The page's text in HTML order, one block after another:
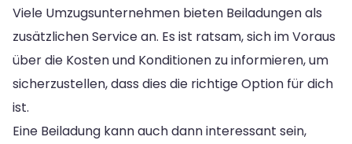
Viele Umzugsunternehmen bieten Beiladungen als
zusätzlichen Service an. Es ist ratsam, sich im Voraus
über die Kosten und Konditionen zu informieren, um
sicherzustellen, dass dies die richtige Option für dich
ist.
Eine Beiladung kann auch dann interessant sein,